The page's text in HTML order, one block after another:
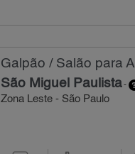
Galpão / Salão para
São Miguel Paulista-
Zona Leste - São Paulo